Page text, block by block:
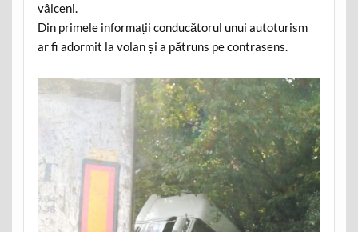
vâlceni.
Din primele informații conducătorul unui autoturism
ar fi adormit la volan și a pătruns pe contrasens.